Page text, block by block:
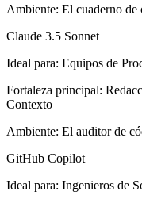
Ambiente: El cuaderno de
Claude 3.5 Sonnet
Ideal para: Equipos de
Fortaleza principal:
Contexto
Ambiente: El auditor de
GitHub Copilot
Ideal para: Ingenieros de